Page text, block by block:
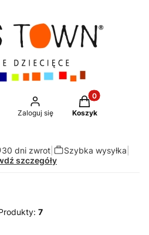
wyszukiwarkę
Zaloguj się
Produkty w
Koszyk
30 dni zwrot| Szybka wysyłka
szczegóły
7